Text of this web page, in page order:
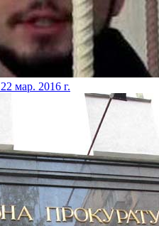
22 мар. 2016 г.